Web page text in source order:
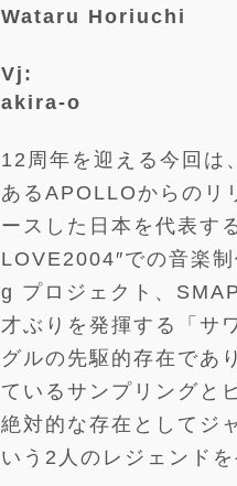
Wataru Horiuchi
Vj:
akira-o
12周年を迎える今回
あるAPOLLOからのリ
ースした日本を代表す
LOVE2004″での音楽
g プロジェクト、
才ぶりを発揮する「サ
グルの先駆的存在であ
ているサンプリングと
絶対的な存在としてジ
いう2人のレジェンド